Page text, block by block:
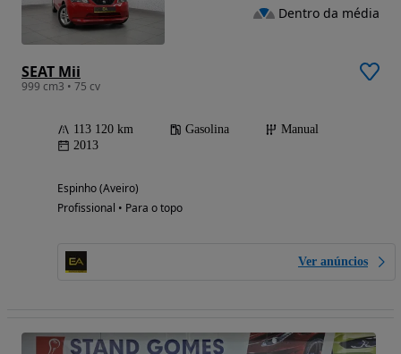
SEAT Mii
999 cm3 • 75 cv
113 120 km Gasolina
Manual
2013
Espinho (Aveiro)
Profissional • Para o topo
Ver anúncios
Dentro da média